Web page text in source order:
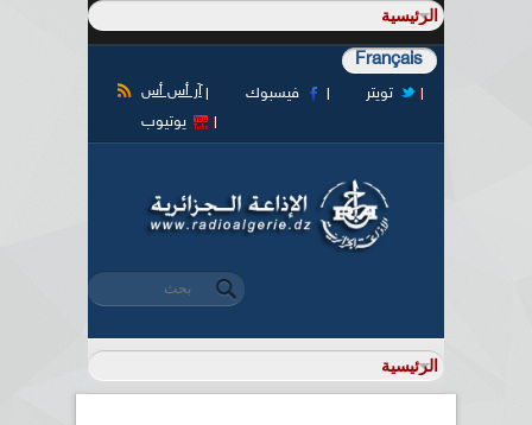
Français
آر أس أس فيسبوك
تويتر
يوتيوب
استمارة البحث
‏بحث ‏